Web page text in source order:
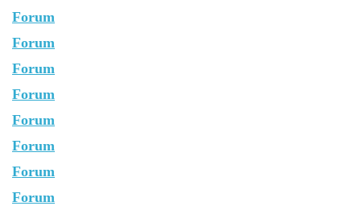
Forum
Forum
Forum
Forum
Forum
Forum
Forum
Forum